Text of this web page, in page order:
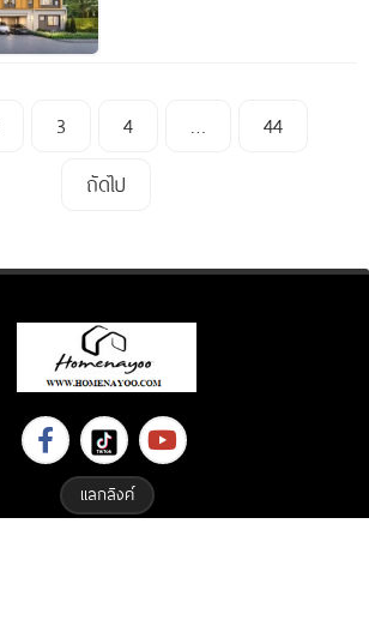
3 4 …
44
ถัดไป
แลกลิงค์